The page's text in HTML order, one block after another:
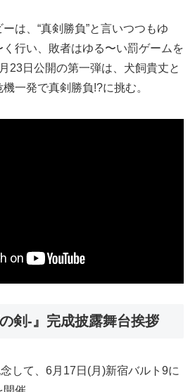
は、“真剣勝負”と言いつつもゆ
行い、敗者はゆる〜い罰ゲームを
23日公開の第一弾は、犬飼貴丈と
一発で真剣勝負!?に挑む。
剣-』完成披露舞台挨拶
して、6月17日(月)新宿バルト9に